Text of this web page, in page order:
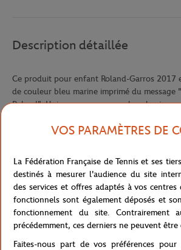
Description détaillée
Ce produit pour enfant Roland-Garros 2017
de couleur bleu marine imprimé du message
Roland". Unique en son genre, les plus
famille 100% Roland-Garros, ce t-shirt
Référence :RTSB0917-MAR
Caractéristiques
VOS PARAMÈTRES DE
La Fédération Française de Tennis et ses
destinés à mesurer l'audience du site
des services et offres adaptés à vos centres
fonctionnels sont également déposés et
fonctionnement du site. Contrairement
précédemment, ces derniers ne peuvent être
Faites-nous part de vos préférences pour